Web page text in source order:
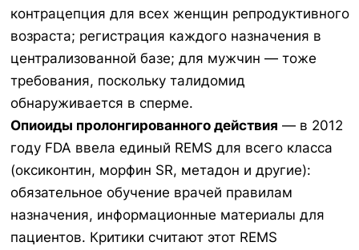
контрацепция для всех женщин репродуктивного
возраста; регистрация каждого назначения в
централизованной базе; для мужчин — тоже
требования, поскольку талидомид
обнаруживается в сперме.
Опиоиды пролонгированного действия — в 2012
году FDA ввела единый REMS для всего класса
(оксиконтин, морфин SR, метадон и другие):
обязательное обучение врачей правилам
назначения, информационные материалы для
пациентов. Критики считают этот REMS